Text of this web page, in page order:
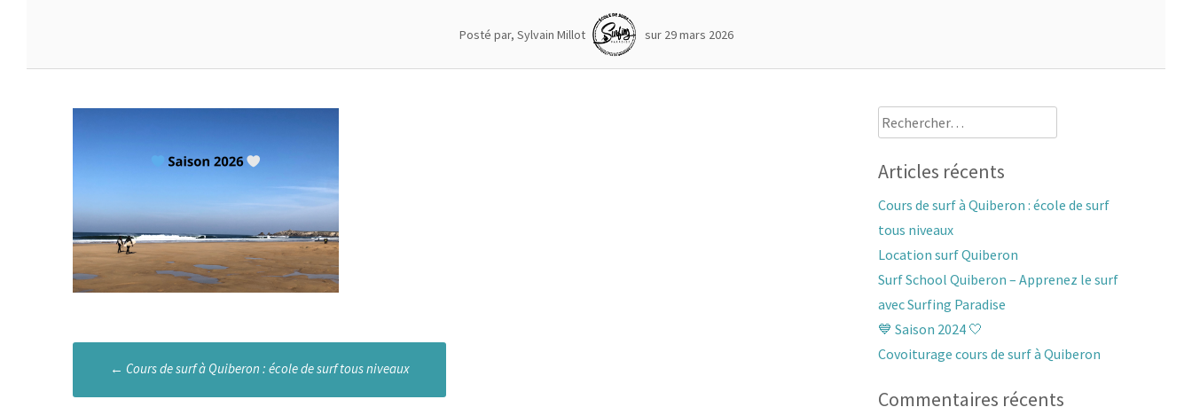
Posté par, Sylvain Millot sur 29 mars 2026
Poste
navigation
← Cours de surf à Quiberon : école de surf tous niveaux
Rechercher :
Articles récents
Cours de surf à Quiberon : école de surf
tous niveaux
Location surf Quiberon
Surf School Quiberon – Apprenez le surf
avec Surfing Paradise
💙 Saison 2024 🤍
Covoiturage cours de surf à Quiberon
Commentaires récents